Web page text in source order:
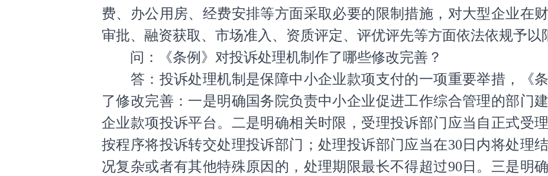
费、办公用房、经费安排等方面采取必要的限制措施，对大型企业在
审批、融资获取、市场准入、资质评定、评优评先等方面依法依规予以
问：《条例》对投诉处理机制作了哪些修改完善？
答：投诉处理机制是保障中小企业款项支付的一项重要举措，《
了修改完善：一是明确国务院负责中小企业促进工作综合管理的部门
企业款项投诉平台。二是明确相关时限，受理投诉部门应当自正式受
按程序将投诉转交处理投诉部门；处理投诉部门应当在30日内将处理
况复杂或者有其他特殊原因的，处理期限最长不得超过90日。三是明